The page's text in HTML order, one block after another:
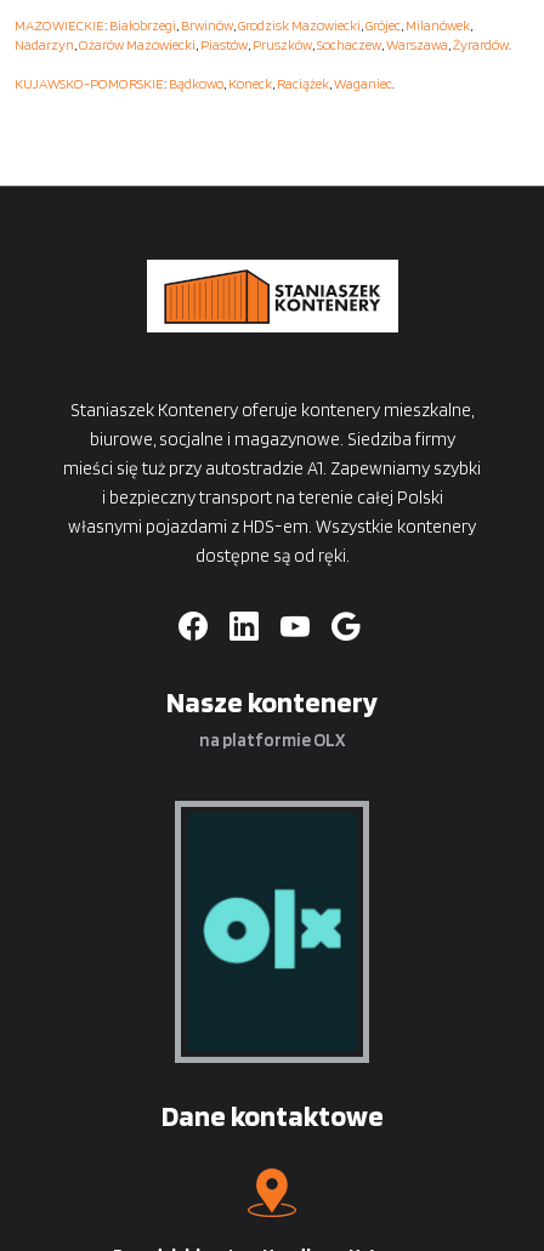
MAZOWIECKIE: Białobrzegi, Brwinów,Grodzisk Mazowiecki,Grójec, Milanówek,
Nadarzyn,Ożarów Mazowiecki, Piastów, Pruszków,Sochaczew,Warszawa,Żyrardów.
KUJAWSKO-POMORSKIE: Bądkowo, Koneck, Raciążek,Waganiec.
Staniaszek Kontenery oferuje kontenery mieszkalne,
biurowe, socjalne i magazynowe. Siedziba firmy
mieści się tuż przy autostradzie A1. Zapewniamy szybki
i bezpieczny transport na terenie całej Polski
własnymi pojazdami z HDS-em. Wszystkie kontenery
dostępne są od ręki.
Nasze kontenery
na platformie OLX
Dane kontaktowe